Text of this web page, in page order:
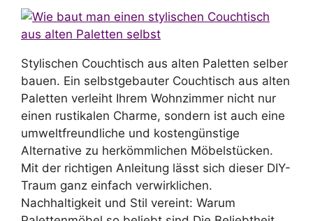
Stylischen Couchtisch aus alten Paletten selber
bauen. Ein selbstgebauter Couchtisch aus alten
Paletten verleiht Ihrem Wohnzimmer nicht nur
einen rustikalen Charme, sondern ist auch eine
umweltfreundliche und kostengünstige
Alternative zu herkömmlichen Möbelstücken.
Mit der richtigen Anleitung lässt sich dieser DIY-
Traum ganz einfach verwirklichen.
Nachhaltigkeit und Stil vereint: Warum